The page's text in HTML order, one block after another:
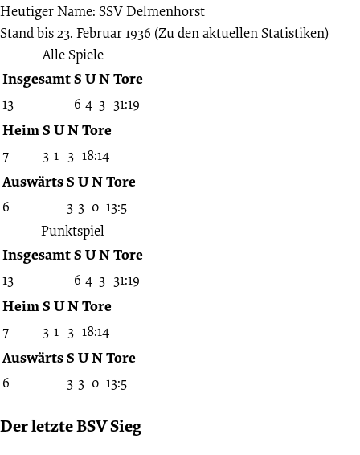
Heutiger Name: SSV Delmenhorst
Stand bis 23. Februar 1936 (Zu den aktuellen Statistiken)
Alle Spiele
InsgesamtS UNTore
13 6 4 3 31:19
HeimS UNTore
7 3 1 3 18:14
AuswärtsS UNTore
6 3 3 0 13:5
Punktspiel
InsgesamtS UNTore
13 6 4 3 31:19
HeimS UNTore
7 3 1 3 18:14
AuswärtsS UNTore
6 3 3 0 13:5
Der letzte BSV Sieg